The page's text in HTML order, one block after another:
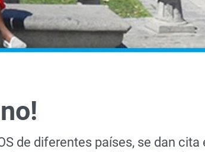
de diferentes países, se dan cita